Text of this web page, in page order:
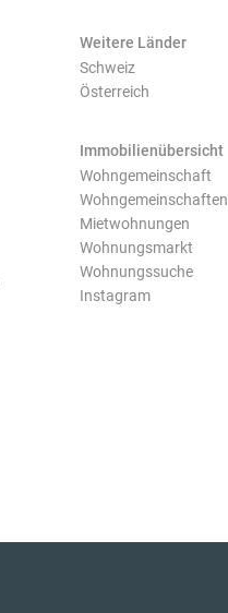
Weitere Länder
Schweiz
Österreich
Immobilienübersicht
Wohngemeinschaft
Wohngemeinschaften
Mietwohnungen
Wohnungsmarkt
Wohnungssuche
Instagram